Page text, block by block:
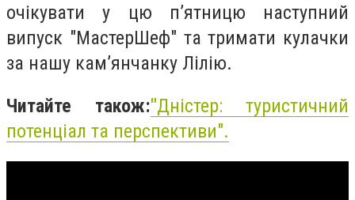
очікувати у цю п’ятницю наступний
випуск "МастерШеф" та тримати кулачки
за нашу кам’янчанку Лілію.
Читайте також:"Дністер: туристичний
потенціал та перспективи".